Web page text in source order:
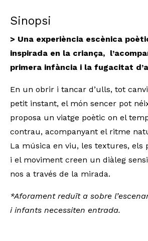
Sinopsi
> Una experiència escènica
inspirada en la criança,
primera infància i la fugacitat
En un obrir i tancar d’ulls, tot
petit instant, el món sencer pot
proposa un viatge poètic on el
contrau, acompanyant el ritme
La música en viu, les textures, els
i el moviment creen un diàleg
nos a través de la mirada.
*Aforament reduït a sobre
i infants necessiten entrada.